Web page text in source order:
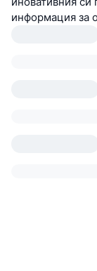
информация за